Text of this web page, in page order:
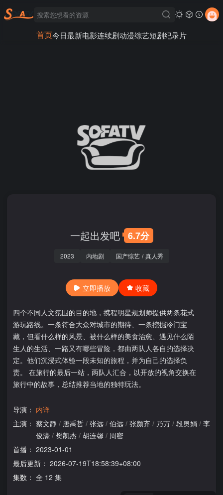
首页今日最新电影连续剧动漫综艺短剧纪录片
一起出发吧 6.7分
2023 内地剧 国产综艺 / 真人秀
立即播放 收藏
四个不同人文氛围的目的地，携程明星规划师提供两条花式
游玩路线。一条符合大众对城市的期待、一条挖掘冷门宝
藏，但看什么样的风景、被什么样的美食治愈、遇见什么陌
生人的生活、一路又有哪些冒险，都由两队人各自的选择决
定。他们沉浸式体验一段未知的旅程，并为自己的选择负
责。 在旅行的最后一站，两队人汇合，以开放的视角交换在
旅行中的故事，总结推荐当地的独特玩法。
导演： 内详
主演： 蔡文静 / 唐禹哲 / 张远 / 伯远 / 张颜齐 / 乃万 / 段奥娟 / 李
俊濠 / 樊凯杰 / 胡连馨 / 周密
首播： 2023-01-01
最后更新： 2026-07-19T18:58:39+08:00
集数： 全 12 集